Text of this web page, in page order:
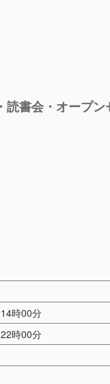
読書会・オープン
時00分
時00分